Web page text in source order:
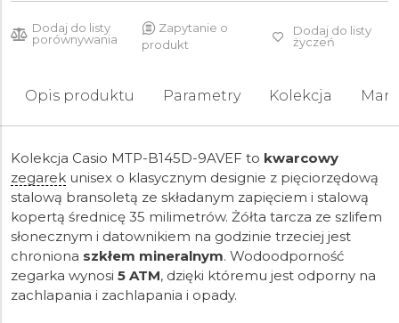
Dodaj do listy
porównywania
Zapytanie o
produkt
Dodaj do listy
życzeń
Opis produktu Parametry Kolekcja
Kolekcja Casio MTP-B145D-9AVEF to kwarcowy
zegarek unisex o klasycznym designie z pięciorzędową
stalową bransoletą ze składanym zapięciem i stalową
kopertą średnicę 35 milimetrów. Żółta tarcza ze szlifem
słonecznym i datownikiem na godzinie trzeciej jest
chroniona szkłem mineralnym. Wodoodporność
zegarka wynosi 5 ATM, dzięki któremu jest odporny na
zachlapania i zachlapania i opady.